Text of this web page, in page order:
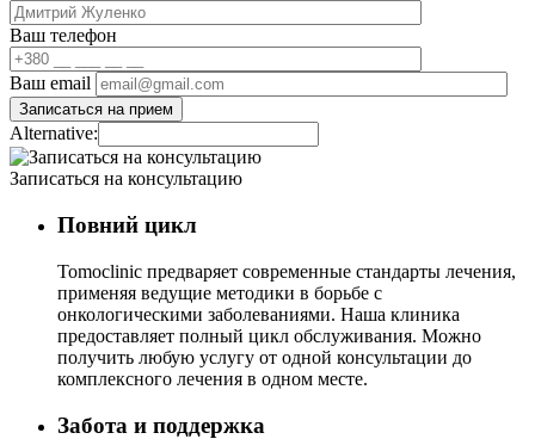
Ваш телефон
Ваш email
Alternative:
Записаться на консультацию
Повний цикл
Tomoclinic предваряет современные стандарты лечения,
применяя ведущие методики в борьбе с
онкологическими заболеваниями. Наша клиника
предоставляет полный цикл обслуживания. Можно
получить любую услугу от одной консультации до
комплексного лечения в одном месте.
Забота и поддержка